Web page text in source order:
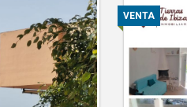
VENTA